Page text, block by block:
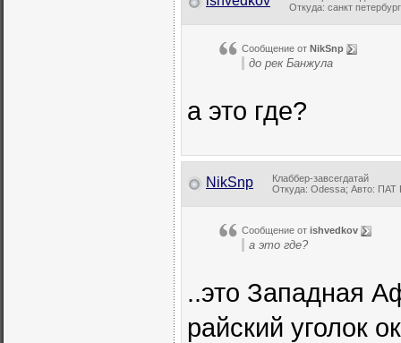
Откуда: санкт
Сообщение от NikSnp
до рек Банжула
а это где?
NikSnp
Клаббер-завсегдатай
Откуда: Odessa; Авто: ПАТ
Сообщение от ishvedkov
а это где?
..это Западная
райский уголок